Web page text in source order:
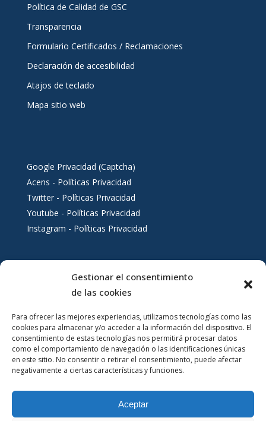
Gestionar el consentimiento
de las cookies
Para ofrecer las mejores experiencias, utilizamos tecnologías como las
cookies para almacenar y/o acceder a la información del dispositivo. El
consentimiento de estas tecnologías nos permitirá procesar datos
como el comportamiento de navegación o las identificaciones únicas
en este sitio. No consentir o retirar el consentimiento, puede afectar
negativamente a ciertas características y funciones.
Aceptar
Política de Calidad de GSC
Transparencia
Formulario Certificados / Reclamaciones
Declaración de accesibilidad
Atajos de teclado
Mapa sitio web
Google Privacidad (Captcha)
Acens - Políticas Privacidad
Twitter - Políticas Privacidad
Youtube - Políticas Privacidad
Instagram - Políticas Privacidad
Servicios al ciudadano